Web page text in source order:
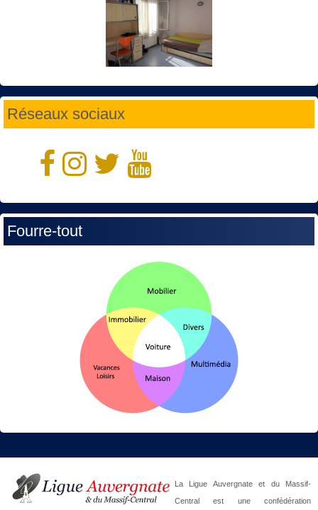
Réseaux sociaux
Fourre-tout
La Ligue Auvergnate et du Massif-
Central est une confédération